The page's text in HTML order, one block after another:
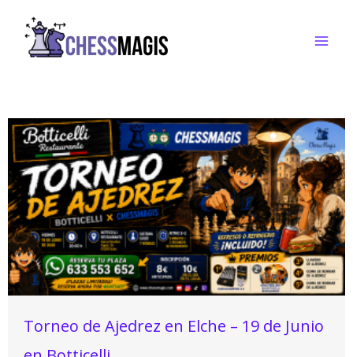
contenido
Torneo de Ajedrez en Elche – 19 de Junio